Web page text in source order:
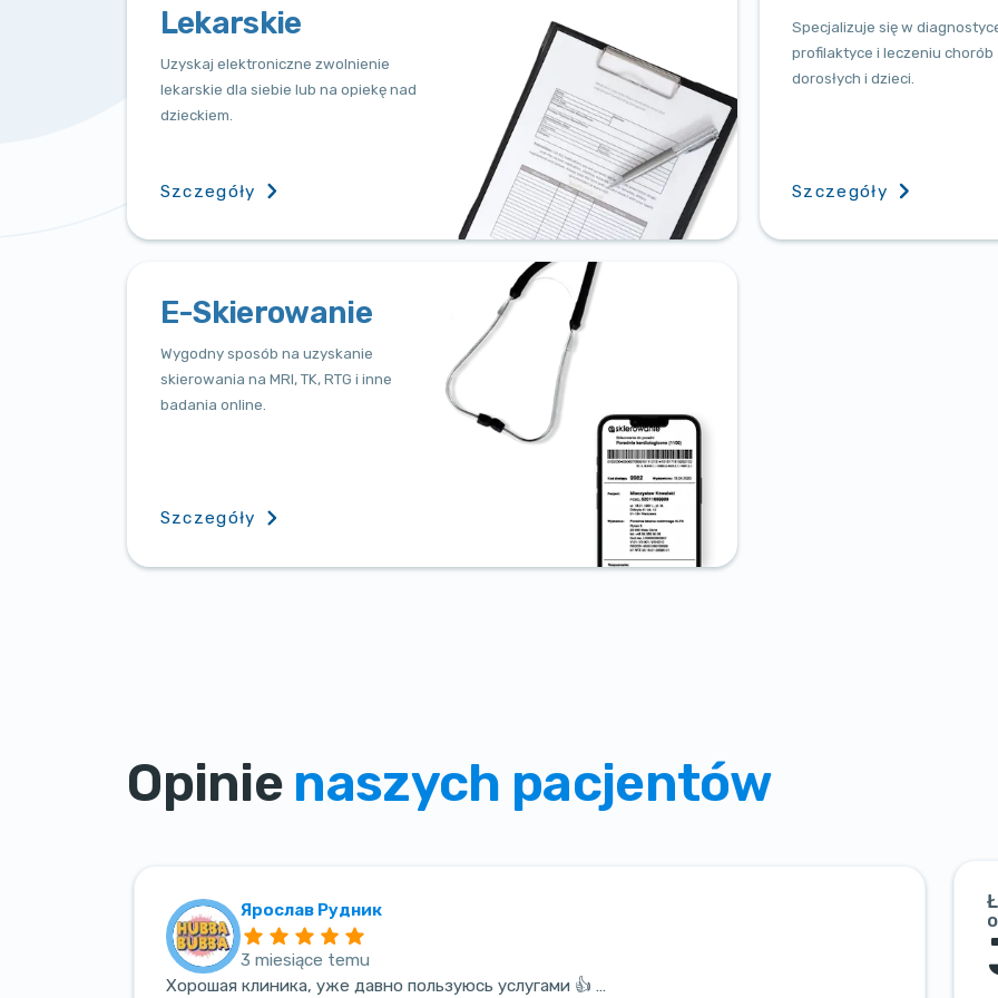
Lekarskie
Uzyskaj elektroniczne zwolnienie
lekarskie dla siebie lub na opiekę nad
dzieckiem.
Szczegóły
Specjalizuje się w
profilaktyce i leczeniu chorób
dorosłych i dzieci.
Szczegóły
E-Skierowanie
Wygodny sposób na uzyskanie
skierowania na MRI, TK, RTG i inne
badania online.
Szczegóły
Opinie naszych pacjentów
Ярослав Рудник
3 miesiące temu
Хорошая клиника, уже давно пользуюсь услугами 👍 …